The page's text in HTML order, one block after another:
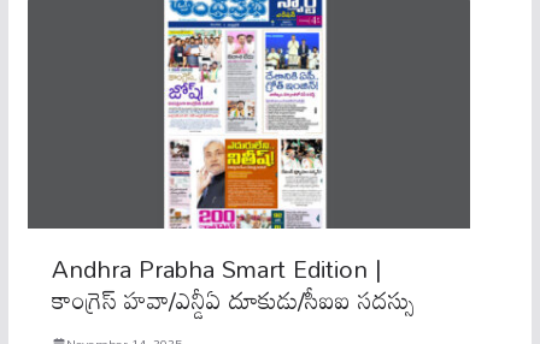
Andhra Prabha Smart Edition |
కాంగ్రెస్​ హవా/ఎన్డీఏ దూకుడు/సీఐఐ సదస్సు